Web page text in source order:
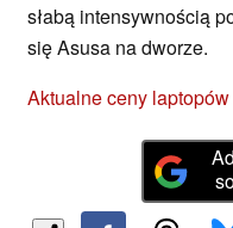
słabą intensywnością
się Asusa na dworze.
Aktualne ceny